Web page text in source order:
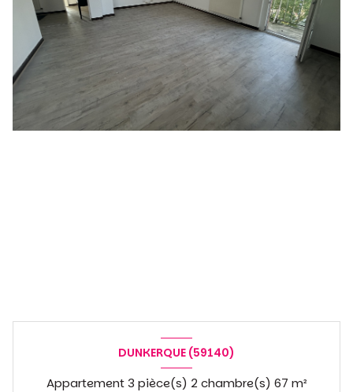
DUNKERQUE (59140)
Appartement 3 pièce(s) 2 chambre(s) 67 m²